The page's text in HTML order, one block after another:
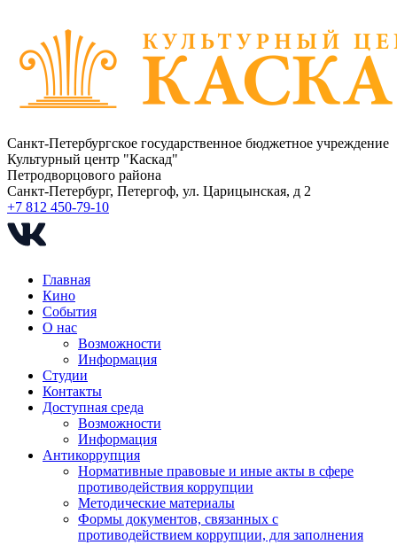
Санкт-Петербургское государственное бюджетное учреждение
Культурный центр "Каскад"
Петродворцового района
Санкт-Петербург, Петергоф, ул. Царицынская, д 2
+7 812 450-79-10
Главная
Кино
События
О нас
Возможности
Информация
Студии
Контакты
Доступная среда
Возможности
Информация
Антикоррупция
Нормативные правовые и иные акты в сфере
противодействия коррупции
Методические материалы
Формы документов, связанных с
противодействием коррупции, для заполнения